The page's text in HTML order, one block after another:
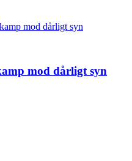
mod dårligt syn